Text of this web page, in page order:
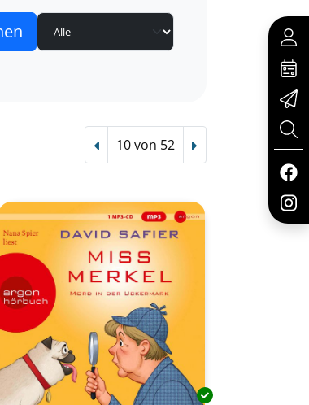
Vorheriger Treffer
10 von 52 Nächster Treffer